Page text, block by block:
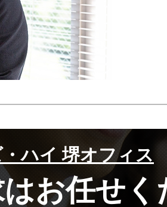
ハイ 堺オフィス
お任せく